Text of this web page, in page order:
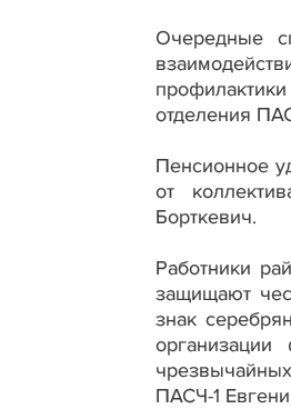
Очередные
отделения
Пенсионное
от
Борткевич.
Работники
защищают
знак
организации
ПАСЧ-1